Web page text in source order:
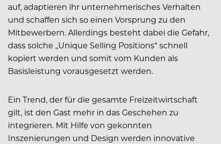
auf, adaptieren ihr unternehmerisches Verhalten
und schaffen sich so einen Vorsprung zu den
Mitbewerbern. Allerdings besteht dabei die Gefahr,
dass solche „Unique Selling Positions“ schnell
kopiert werden und somit vom Kunden als
Basisleistung vorausgesetzt werden.
Ein Trend, der für die gesamte Freizeitwirtschaft
gilt, ist den Gast mehr in das Geschehen zu
integrieren. Mit Hilfe von gekonnten
Inszenierungen und Design werden innovative